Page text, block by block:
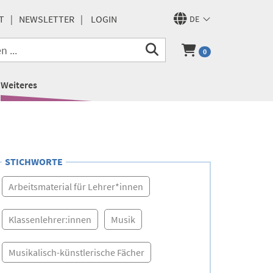
DE
NEWSLETTER LOGIN
0
Weiteres
STICHWORTE
Arbeitsmaterial für Lehrer*innen
Klassenlehrer:innen Musik
Musikalisch-künstlerische Fächer